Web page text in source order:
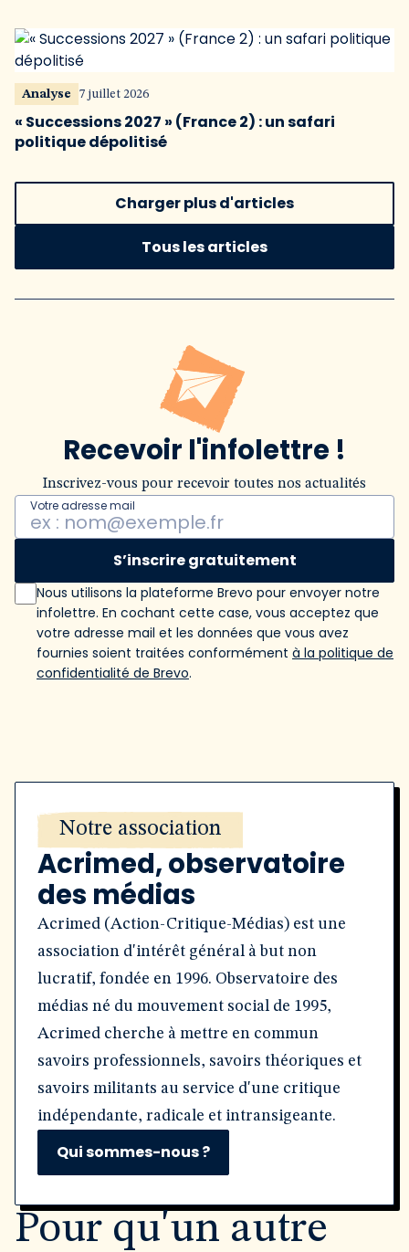
Analyse 7 juillet 2026
« Successions 2027 » (France 2) : un safari
politique dépolitisé
Charger plus d'articles
Tous les articles
Recevoir l'infolettre !
Inscrivez-vous pour recevoir toutes nos actualités
Votre adresse mail
S’inscrire gratuitement
Nous utilisons la plateforme Brevo pour envoyer notre
infolettre. En cochant cette case, vous acceptez que
votre adresse mail et les données que vous avez
fournies soient traitées conformément à la politique de
confidentialité de Brevo.
Notre association
Acrimed, observatoire
des médias
Acrimed (Action-Critique-Médias) est une
association d'intérêt général à but non
lucratif, fondée en 1996. Observatoire des
médias né du mouvement social de 1995,
Acrimed cherche à mettre en commun
savoirs professionnels, savoirs théoriques et
savoirs militants au service d'une critique
indépendante, radicale et intransigeante.
Qui sommes-nous ?
Pour qu'un autre